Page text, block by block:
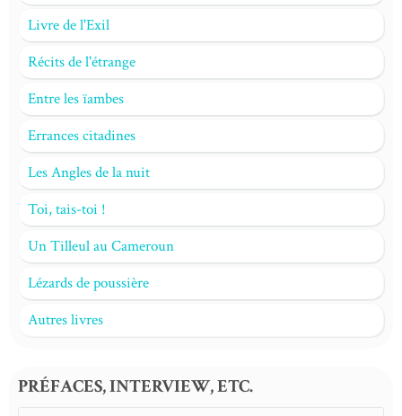
Livre de l'Exil
Récits de l'étrange
Entre les ïambes
Errances citadines
Les Angles de la nuit
Toi, tais-toi !
Un Tilleul au Cameroun
Lézards de poussière
Autres livres
PRÉFACES, INTERVIEW, ETC.